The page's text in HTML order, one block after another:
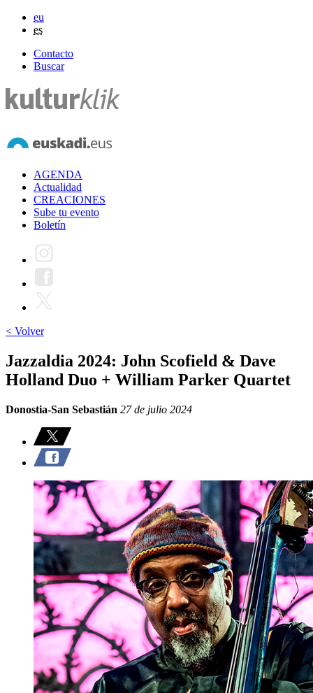
eu
es
Contacto
Buscar
AGENDA
Actualidad
CREACIONES
Sube tu evento
Boletín
< Volver
Jazzaldia 2024: John Scofield & Dave
Holland Duo + William Parker Quartet
Donostia-San Sebastián 27 de julio 2024